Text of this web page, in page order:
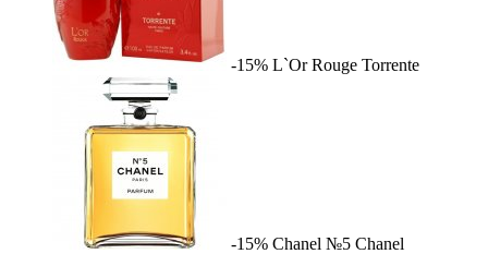
-15% L`Or Rouge Torrente
-15% Chanel №5 Chanel